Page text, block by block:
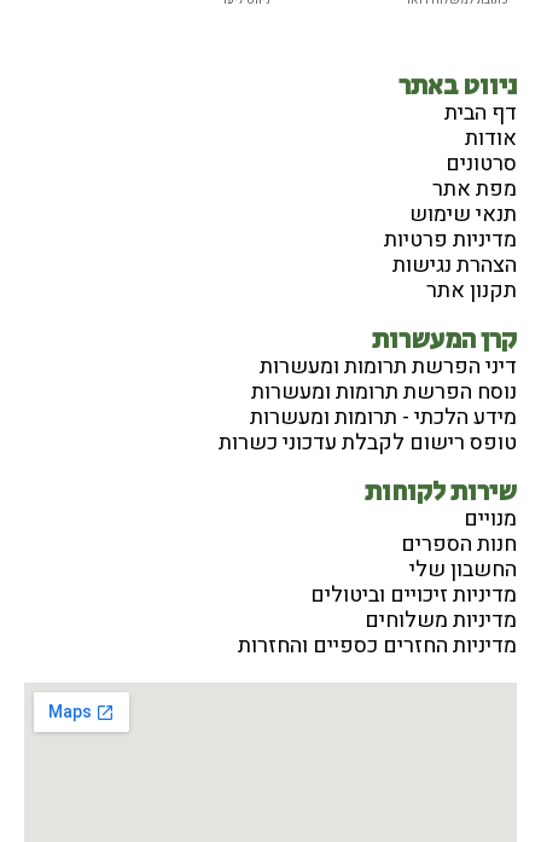
ניווט באתר
דף הבית
אודות
סרטונים
מפת אתר
תנאי שימוש
מדיניות פרטיות
הצהרת נגישות
תקנון אתר
קרן המעשרות
דיני הפרשת תרומות ומעשרות
נוסח הפרשת תרומות ומעשרות
מידע הלכתי - תרומות ומעשרות
טופס רישום לקבלת עדכוני כשרות
שירות לקוחות
מנויים
חנות הספרים
החשבון שלי
מדיניות זיכויים וביטולים
מדיניות משלוחים
מדיניות החזרים כספיים והחזרות